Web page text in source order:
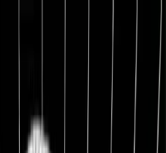
— Portfolio-Aufbau,